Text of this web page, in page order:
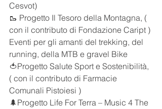
Cesvot)
🥾 Progetto Il Tesoro della Montagna, (
con il contributo di Fondazione Caript )
Eventi per gli amanti del trekking, del
running, della MTB e gravel Bike
🍅Progetto Salute Sport e Sostenibilità,
( con il contributo di Farmacie
Comunali Pistoiesi )
🌲Progetto Life For Terra – Music 4 The